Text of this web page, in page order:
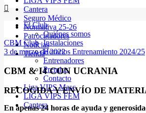
El Club
Quiénes somos
Instalaciones
Horarios Entrenamiento 2024/25
Entrenadores
Premios
Contacto
Liga VIPS Masc
LIGA VIPS FEM
Cantera
Cantera
Seguro Médico
Normativa 25-26
Patrocinadores
Noticias
Tienda
CBM Club
3 de marzo de 2022
CBM & I4 CON UCRANIA
RECOGIDA Y ENVÍO DE
En apenas 24 horas de ayuda y